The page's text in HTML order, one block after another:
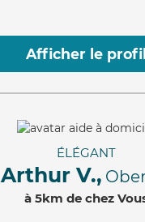
Afficher le profil
ÉLÉGANT
Arthur V.,
à 5km de chez